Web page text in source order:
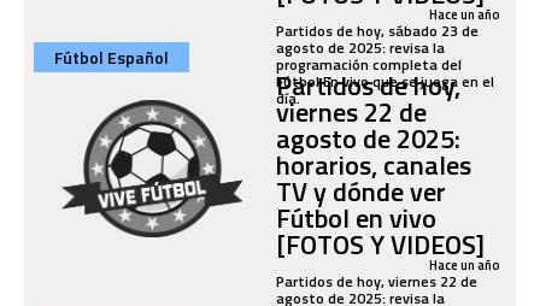
Hace un año
Partidos de hoy, sábado 23 de
agosto de 2025: revisa la
programación completa del
Fútbol En vivo que se juega en el
día.
Fútbol Español
Partidos de hoy,
viernes 22 de
agosto de 2025:
horarios, canales
TV y dónde ver
Fútbol en vivo
[FOTOS Y VIDEOS]
Hace un año
Partidos de hoy, viernes 22 de
agosto de 2025: revisa la